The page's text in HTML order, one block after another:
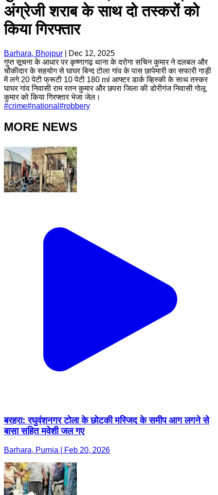
अंग्रेजी शराब के साथ दो तस्करों को
किया गिरफ्तार
Barhara, Bhojpur
Dec 12, 2025
गुप्त सूचना के आधार पर कृष्णागढ़ थाना के दरोगा सचिन कुमार ने दलबल और
चौकीदार के सहयोग से घाघर बिन्द टोला गांव के पास छापेमारी का सफारी गाड़ी
में लगे 20 पेटी फ्रूटी 10 पेटी 180 ml आफ्टर डार्क व्हिस्की के साथ तस्कर
घाघर गांव निवासी राम रतन कुमार और छपरा जिला की डोरीगंज निवासी गोलू
कुमार को किया गिरफ्तार भेजा जेल।
#crime#national #robbery
MORE NEWS
बरहरा: रघुवंशनगर टोला के छोटकी मस्जिद के समीप आग लगने से
बासा सहित मवेशी जल गए
Barhara, Purnia | Feb 20, 2026